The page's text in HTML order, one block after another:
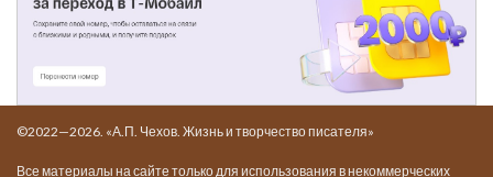
©2022—2026. «А.П. Чехов. Жизнь и творчество писателя»
Все материалы на сайте только для использования в некоммерческих